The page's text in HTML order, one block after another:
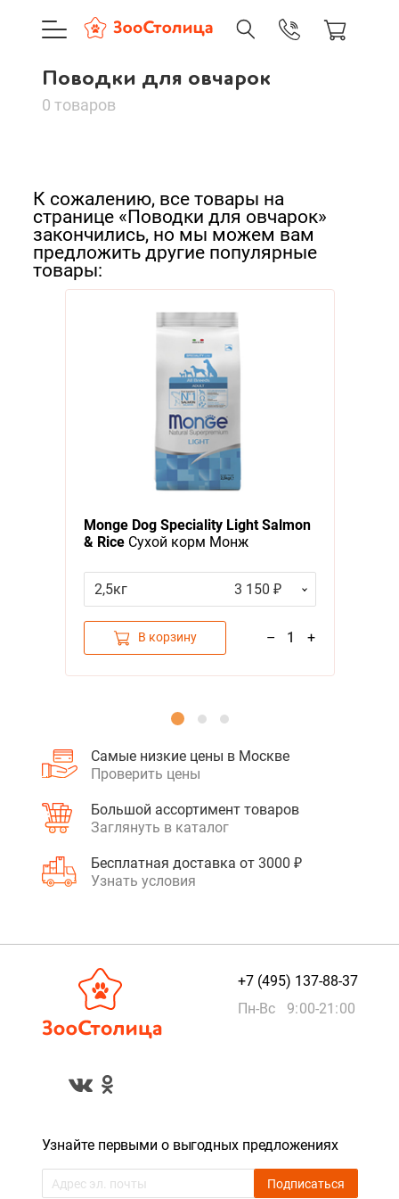
Поводки для овчарок
0 товаров
К сожалению, все товары на
странице «Поводки для овчарок»
закончились, но мы можем вам
предложить другие популярные
товары:
Monge Dog Speciality Light Salmon
& RiceСухой корм Монж
Низкокалорийный Лосось с рисом
2,5кг 3 150 ₽
В корзину – 1 +
Самые низкие цены в Москве
Проверить цены
Большой ассортимент товаров
Заглянуть в каталог
Бесплатная доставка от 3000 ₽
Узнать условия
Поводки для овчарок
По популярности
Cначала дешевые
Cначала дорогие
г. Москва
Каталог товаров
О компании
+7 (495) 137-88-37
Пн-Вс 9:00-21:00
Узнайте первыми о выгодных предложениях
Подписаться